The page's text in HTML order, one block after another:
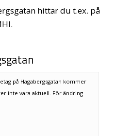
hittar du t.ex. på
på Hagabergsgatan kommer
inte vara aktuell. För ändring